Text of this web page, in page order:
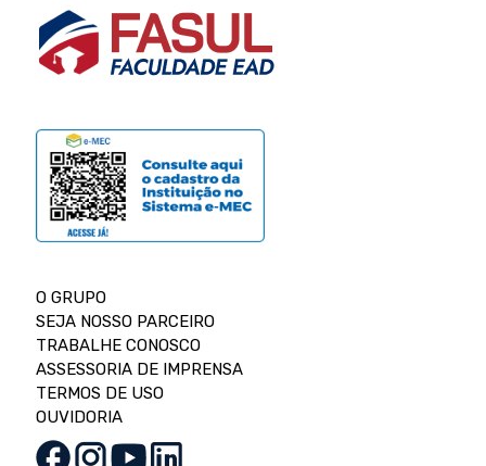
O GRUPO
SEJA NOSSO PARCEIRO
TRABALHE CONOSCO
ASSESSORIA DE IMPRENSA
TERMOS DE USO
OUVIDORIA